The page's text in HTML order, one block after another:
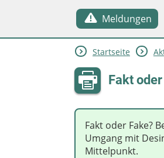
Meldungen
Startseite
Fakt
Fakt oder Fake?
Umgang mit
Mittelpunkt.